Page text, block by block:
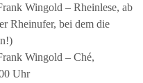
Wingold – Rheinlese, ab
Rheinufer, bei dem die
Wingold – Ché,
Uhr